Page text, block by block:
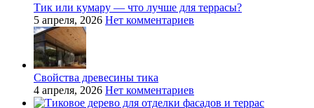
Тик или кумару — что лучше для террасы?
5 апреля, 2026 Нет комментариев
Свойства древесины тика
4 апреля, 2026 Нет комментариев